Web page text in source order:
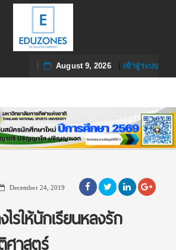
August 9, 2026| เข้าสู่ระบบ
December 24, 2019
รให้นักเรียนหลงรัก
ศาสตร์